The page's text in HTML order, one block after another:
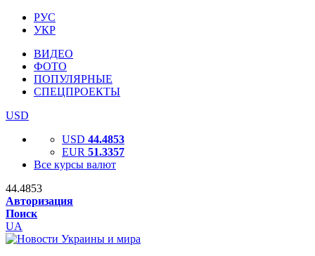
РУС
УКР
ВИДЕО
ФОТО
ПОПУЛЯРНЫЕ
СПЕЦПРОЕКТЫ
USD
USD 44.4853
EUR 51.3357
Все курсы валют
44.4853
Авторизация
Поиск
UA